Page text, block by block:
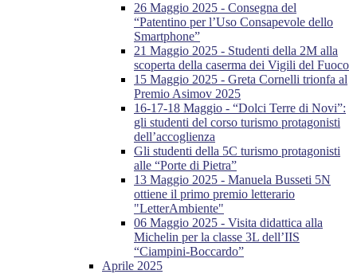
26 Maggio 2025 - Consegna del
“Patentino per l’Uso Consapevole dello
Smartphone”
21 Maggio 2025 - Studenti della 2M alla
scoperta della caserma dei Vigili del Fuoco
15 Maggio 2025 - Greta Cornelli trionfa al
Premio Asimov 2025
16-17-18 Maggio - “Dolci Terre di Novi”:
gli studenti del corso turismo protagonisti
dell’accoglienza
Gli studenti della 5C turismo protagonisti
alle “Porte di Pietra”
13 Maggio 2025 - Manuela Busseti 5N
ottiene il primo premio letterario
"LetterAmbiente"
06 Maggio 2025 - Visita didattica alla
Michelin per la classe 3L dell’IIS
“Ciampini-Boccardo”
Aprile 2025